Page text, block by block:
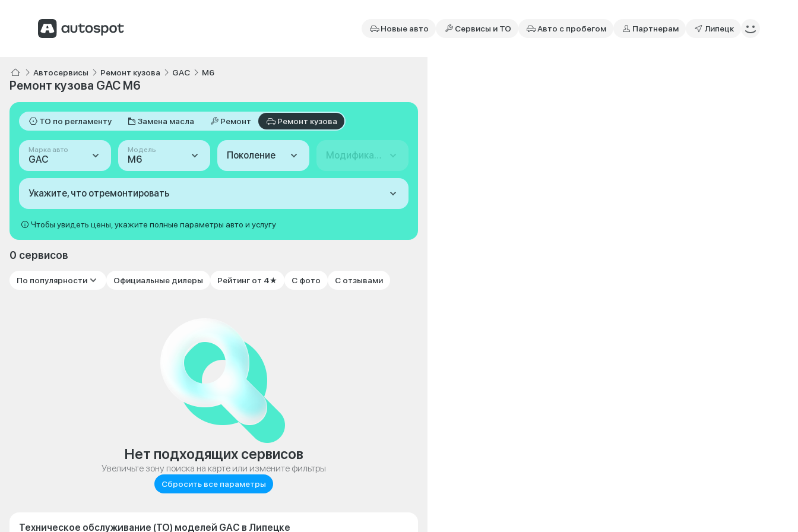
Новые авто Сервисы и ТО Авто с пробегом Партнерам Липецк
Автосервисы Ремонт кузова GAC M6
Ремонт кузова GAC M6
ТО по регламенту Замена масла Ремонт Ремонт кузова
Марка авто
GAC
Модель
M6 Поколение Модификация
Укажите, что отремонтировать
Чтобы увидеть цены, укажите полные параметры авто и услугу
0 сервисов
По популярности Официальные дилеры Рейтинг от 4★ С фото С отзывами
Нет подходящих сервисов
Увеличьте зону поиска на карте или измените фильтры
Сбросить все параметры
Техническое обслуживание (ТО) моделей GAC в Липецке